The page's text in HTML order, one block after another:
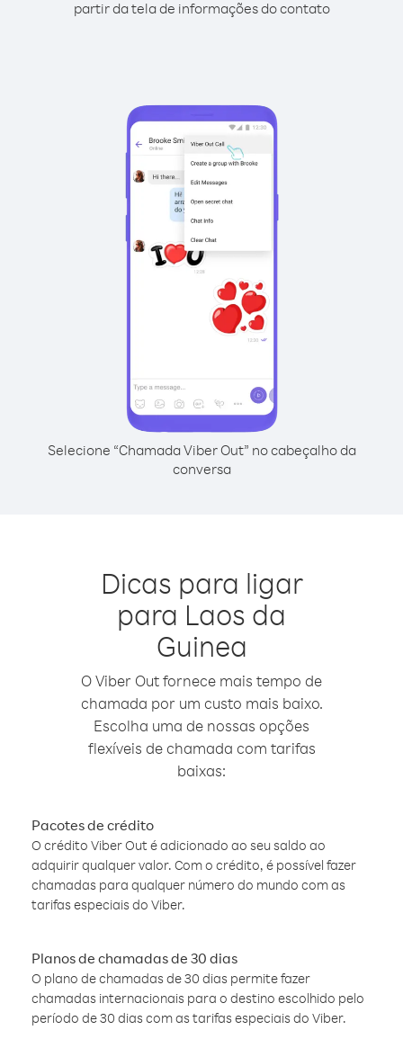
partir da tela de informações do contato
Selecione “Chamada Viber Out” no cabeçalho da
conversa
Dicas para ligar
para Laos da
Guinea
O Viber Out fornece mais tempo de
chamada por um custo mais baixo.
Escolha uma de nossas opções
flexíveis de chamada com tarifas
baixas:
Pacotes de crédito
O crédito Viber Out é adicionado ao seu saldo ao
adquirir qualquer valor. Com o crédito, é possível fazer
chamadas para qualquer número do mundo com as
tarifas especiais do Viber.
Planos de chamadas de 30 dias
O plano de chamadas de 30 dias permite fazer
chamadas internacionais para o destino escolhido pelo
período de 30 dias com as tarifas especiais do Viber.